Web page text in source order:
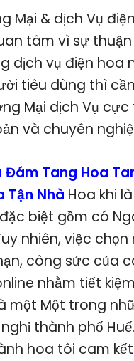
Mại & dịch Vụ
tâm vì sự
dịch vụ điện hoa
tiêu dùng thì
Mại dịch Vụ
và chuyên
Đám Tang Hoa
Tận Nhà Hoa khi
biệt gồm có
nhiên, việc
công sức của
nhằm tiết
một Một trong
thành phố
hoa tôi cam